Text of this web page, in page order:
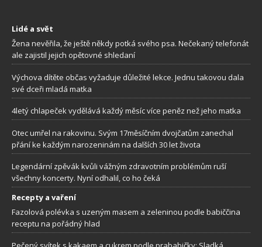
Lidé a svět
Žena nevěřila, že ještě někdy potká svého psa. Nečekaný telefonát
ale zajistil jejich opětovné shledaní
Výchova dítěte občas vyžaduje důležité lekce. Jednu takovou dala
své dceři mladá matka
4letý chlapeček vydělává každý měsíc více peněz než jeho matka
Otec umřel na rakovinu. Svým 17měsíčním dvojčatům zanechal
přání ke každým narozeninám na dalších 30 let života
Legendární zpěvák kvůli vážným zdravotním problémům ruší
všechny koncerty. Nyní odhalil, co ho čeká
Recepty a vaření
Fazolová polévka s uzeným masem a zeleninou podle babiččina
receptu na pořádný hlad